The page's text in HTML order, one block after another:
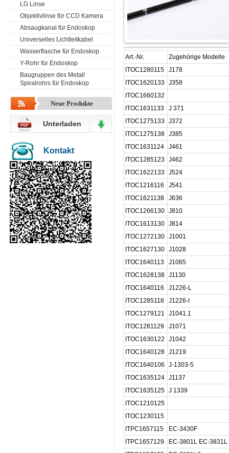
LG Linse
Objektivlinse für CCD Kamera
Absaugkanal für Endoskop
Universelles Lichtleitkabel
Wasserflasche für Endoskop
Y-Rohr für Endoskop
Baugruppen des Metall
Spiralrohrs für Endoskop
Neue Produkte
Unterladen
Kontakt
Art.-Nr.
Zugehörige Modelle
ITOC1280115
J178
ITOC1620133
J358
ITOC1660132
ITOC1631133
J 371
ITOC1275133
J372
ITOC1275138
J385
ITOC1631124
J461
ITOC1285123
J462
ITOC1622133
J524
ITOC1216116
J541
ITOC1621138
J636
ITOC1266130
J810
ITOC1613130
J814
ITOC1272130
J1001
ITOC1627130
J1028
ITOC1640113
J1065
ITOC1628138
J1130
ITOC1640116
J1226-L
ITOC1285116
J1226-I
ITOC1279121
J1041.1
ITOC1281129
J1071
ITOC1630122
J1042
ITOC1640128
J1219
ITOC1640106
J-1303-5
ITOC1635124
J1137
ITOC1635125
J 1339
ITOC1210125
ITOC1230115
ITPC1657115
EC-3430F
ITPC1657129
EC-3801L EC-3831L